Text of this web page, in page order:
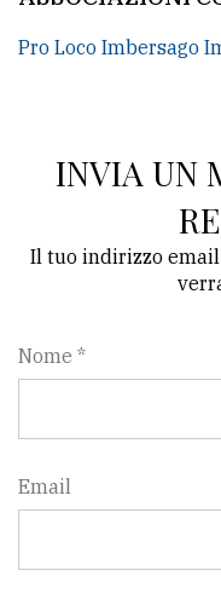
Pro Loco Imbersago
INVIA UN
Il tuo indirizzo
Nome *
Email